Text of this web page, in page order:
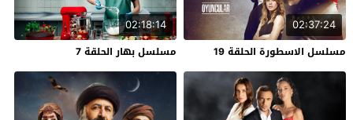
02:37:24
مسلسل الاسطورة الحلقة 19
02:18:14
مسلسل بهار الحلقة 7